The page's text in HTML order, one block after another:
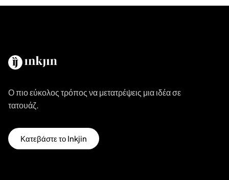
Ο πιο εύκολος τρόπος να μετατρέψεις μια ιδέα σε
τατουάζ.
Κατεβάστε το Inkjin